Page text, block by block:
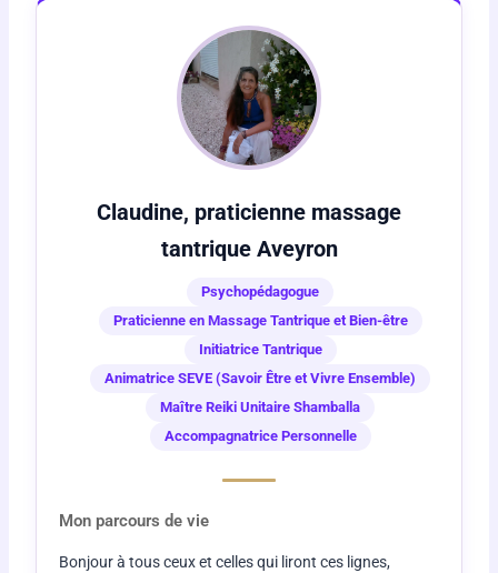
Claudine, praticienne massage
tantrique Aveyron
Psychopédagogue
Praticienne en Massage Tantrique et Bien-être
Initiatrice Tantrique
Animatrice SEVE (Savoir Être et Vivre Ensemble)
Maître Reiki Unitaire Shamballa
Accompagnatrice Personnelle
Mon parcours de vie
Bonjour à tous ceux et celles qui liront ces lignes,